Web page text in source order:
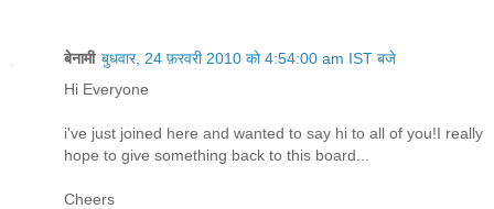
बेनामी बुधवार, 24 फ़रवरी 2010 को 4:54:00 am IST बजे
Hi Everyone
i've just joined here and wanted to say hi to all of you!I really
hope to give something back to this board...
Cheers